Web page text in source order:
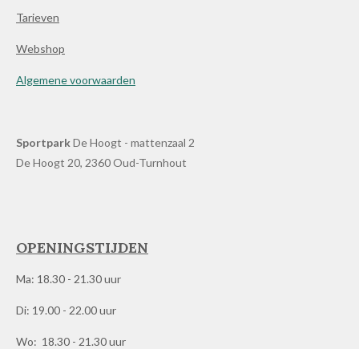
Tarieven
Webshop
Algemene voorwaarden
SportparkDe Hoogt - mattenzaal 2
De Hoogt 20, 2360 Oud-Turnhout
OPENINGSTIJDEN
Ma: 18.30 - 21.30 uur
Di: 19.00 - 22.00 uur
Wo: 18.30 - 21.30 uur